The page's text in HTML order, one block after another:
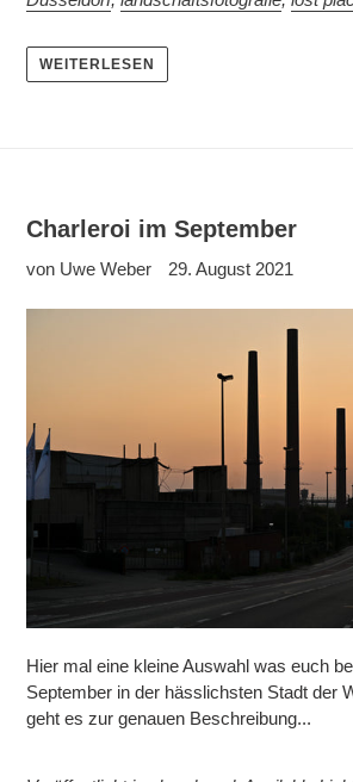
WEITERLESEN
Charleroi im September
von Uwe Weber 29. August 2021
Hier mal eine kleine Auswahl was euch
September in der hässlichsten Stadt der
geht es zur genauen Beschreibung...